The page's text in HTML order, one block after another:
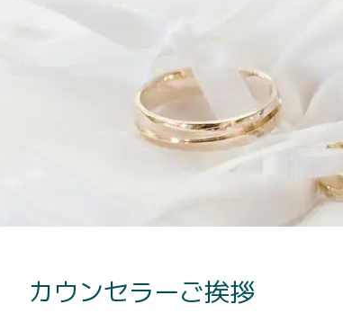
カウンセラーご挨拶